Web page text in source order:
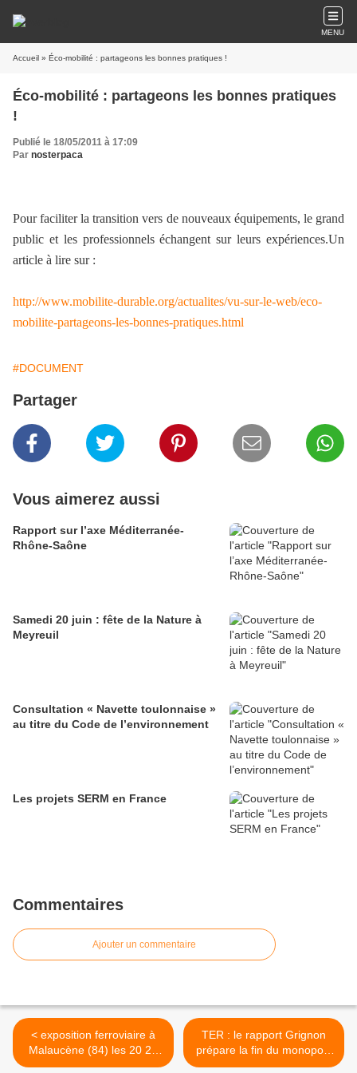
MENU
Accueil » Éco-mobilité : partageons les bonnes pratiques !
Éco-mobilité : partageons les bonnes pratiques
!
Publié le 18/05/2011 à 17:09
Par nosterpaca
Pour faciliter la transition vers de nouveaux équipements, le grand
public et les professionnels échangent sur leurs expériences.Un
article à lire sur :
http://www.mobilite-durable.org/actualites/vu-sur-le-web/eco-
mobilite-partageons-les-bonnes-pratiques.html
#DOCUMENT
Partager
Vous aimerez aussi
Rapport sur l’axe Méditerranée-
Rhône-Saône
Samedi 20 juin : fête de la Nature à
Meyreuil
Consultation « Navette toulonnaise »
au titre du Code de l’environnement
Les projets SERM en France
Commentaires
Ajouter un commentaire
< exposition ferroviaire à
Malaucène (84) les 20 21
22 mai
TER : le rapport Grignon
prépare la fin du monopole
SNCF >